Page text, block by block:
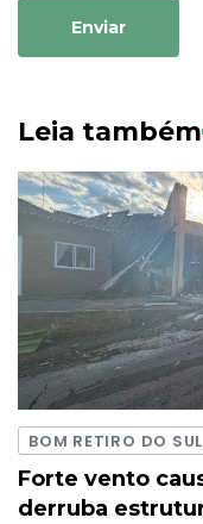
Enviar
Leia também
BOM RETIRO DO SUL
Forte vento
derruba